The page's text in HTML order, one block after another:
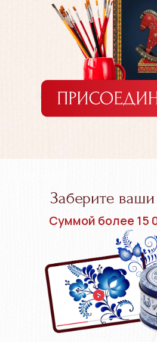
Суммой более 15